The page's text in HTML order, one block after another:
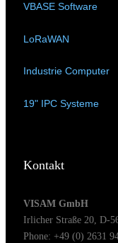
VBASE Software
LoRaWAN
Industrie Computer
19" IPC Systeme
Kontakt
VISAM GmbH
Irlicher Straße 20, D-
Phone: +49 (0) 2631